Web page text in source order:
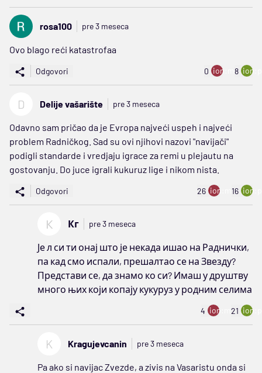
rosa100 pre 3 meseca
Ovo blago reći katastrofaa
Odgovori 0 ion:minus
8
D Delije vašarište pre 3 meseca
Odavno sam pričao da je Evropa najveći uspeh i najveći
problem Radničkog. Sad su ovi njihovi nazovi "navijači"
podigli standarde i vredjaju igrace za remi u plejautu na
gostovanju. Do juce igrali kukuruz lige i nikom nista.
Odgovori 26 ion:minus
16
К Кг pre 3 meseca
Је л си ти онај што је некада ишао на Раднички,
па кад смо испали, прешалтао се на Звезду?
Представи се, да знамо ко си? Имаш у друштву
много њих који копају кукуруз у родним селима
4 ion:minus
21
K Kragujevcanin pre 3 meseca
Pa ako si navijac Zvezde, a zivis na Vasaristu onda si